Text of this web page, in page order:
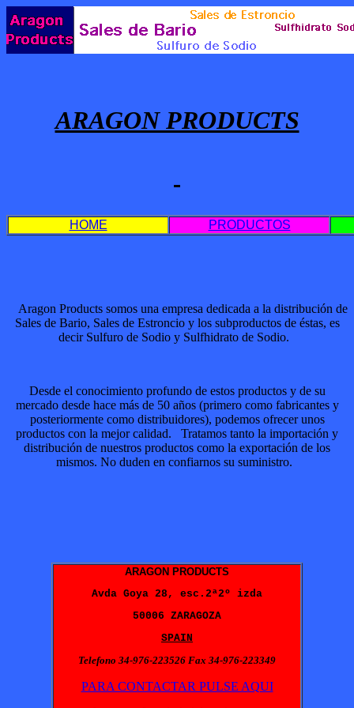
ARAGON PRODUCTS
HOME PRODUCTOS
Aragon Products somos una empresa dedicada a la distribución de
Sales de Bario, Sales de Estroncio y los subproductos de éstas, es
decir Sulfuro de Sodio y Sulfhidrato de Sodio.
Desde el conocimiento profundo de estos productos y de su
mercado desde hace más de 50 años (primero como fabricantes y
posteriormente como distribuidores), podemos ofrecer unos
productos con la mejor calidad. Tratamos tanto la importación y
distribución de nuestros productos como la exportación de los
mismos. No duden en confiarnos su suministro.
ARAGON PRODUCTS
Avda Goya 28, esc.2ª2º izda
50006 ZARAGOZA
SPAIN
Telefono 34-976-223526 Fax 34-976-223349
PARA CONTACTAR PULSE AQUI